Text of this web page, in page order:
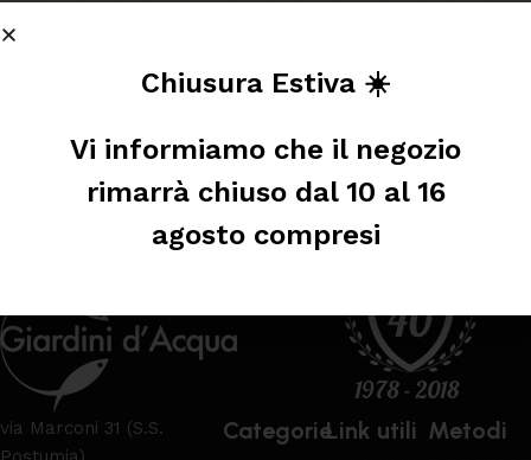
via Marconi 31 (S.S.
CategorieLink utili Metodi
Chiusura Estiva ☀️
Vi informiamo che il negozio
rimarrà chiuso dal 10 al 16
agosto compresi